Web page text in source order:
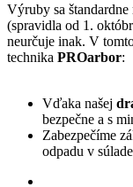
Výruby sa
(spravidla od 1.
neurčuje inak. V
technika PROarbor:
Vďaka našej
bezpečne a s
Zabezpečíme
odpadu v